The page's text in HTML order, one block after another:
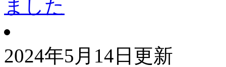
ました
2024年5月14日更新